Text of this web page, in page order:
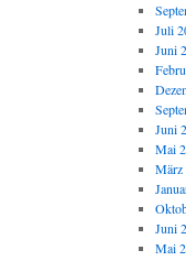
Juli
Juni
Juni
Mai
März
Juni
Mai